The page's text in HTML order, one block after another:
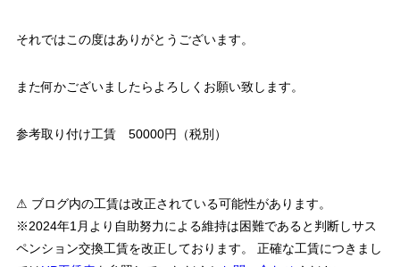
それではこの度はありがとうございます。
また何かございましたらよろしくお願い致します。
参考取り付け工賃 50000円（税別）
⚠ ブログ内の工賃は改正されている可能性があります。
※2024年1月より自助努力による維持は困難であると判断しサス
ペンション交換工賃を改正しております。 正確な工賃につきまし